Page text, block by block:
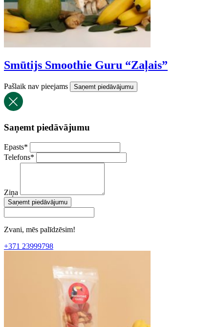
Smūtijs Smoothie Guru “Zaļais”
Pašlaik nav pieejams Saņemt piedāvājumu
Saņemt piedāvājumu
Epasts*
Telefons*
Ziņa
Saņemt piedāvājumu
Zvani, mēs palīdzēsim!
+371 23999798